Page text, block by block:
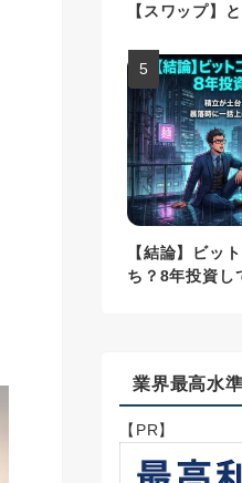
【スワップ】
【結論】ビッ
ち？8年投資し
業界最高水
【PR】